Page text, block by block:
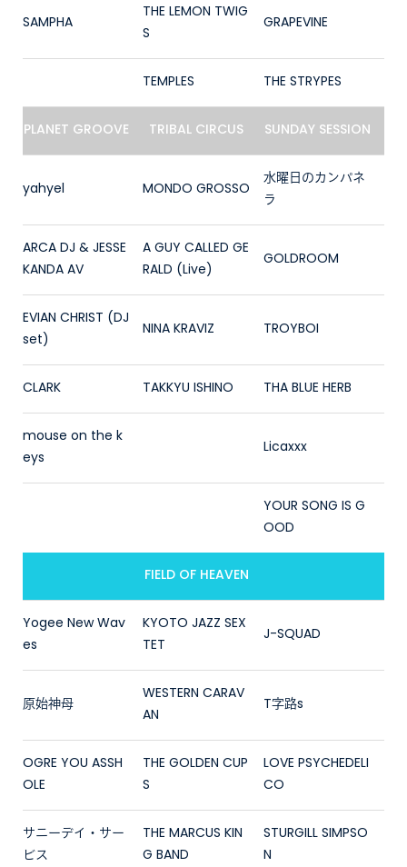
SAMPHA
THE LEMON TWIG
S
GRAPEVINE
TEMPLES THE STRYPES
PLANET GROOVE TRIBAL CIRCUS SUNDAY SESSION
yahyel MONDO GROSSO
水曜日のカンパネ
ラ
ARCA DJ & JESSE
KANDA AV
A GUY CALLED GE
RALD (Live)
GOLDROOM
EVIAN CHRIST (DJ
set)
NINA KRAVIZ TROYBOI
CLARK TAKKYU ISHINO THA BLUE HERB
mouse on the k
eys
Licaxxx
YOUR SONG IS G
OOD
FIELD OF HEAVEN
Yogee New Wav
es
KYOTO JAZZ SEX
TET
J-SQUAD
原始神母
WESTERN CARAV
AN
T字路s
OGRE YOU ASSH
OLE
THE GOLDEN CUP
S
LOVE PSYCHEDELI
CO
サニーデイ・サー
ビス
THE MARCUS KIN
G BAND
STURGILL SIMPSO
N